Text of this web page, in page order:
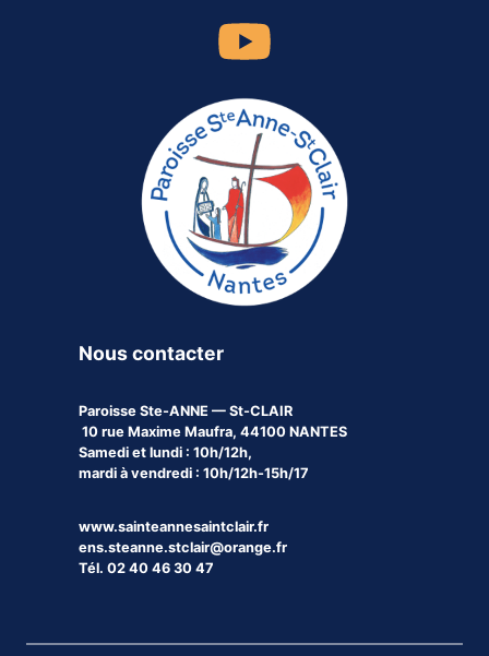
Nous contacter
Paroisse Ste-ANNE — St-CLAIR
10 rue Maxime Maufra, 44100 NANTES
Samedi et lundi : 10h/12h,
mardi à vendredi : 10h/12h-15h/17
www.sainteannesaintclair.fr
ens.steanne.stclair@orange.fr
Tél. 02 40 46 30 47